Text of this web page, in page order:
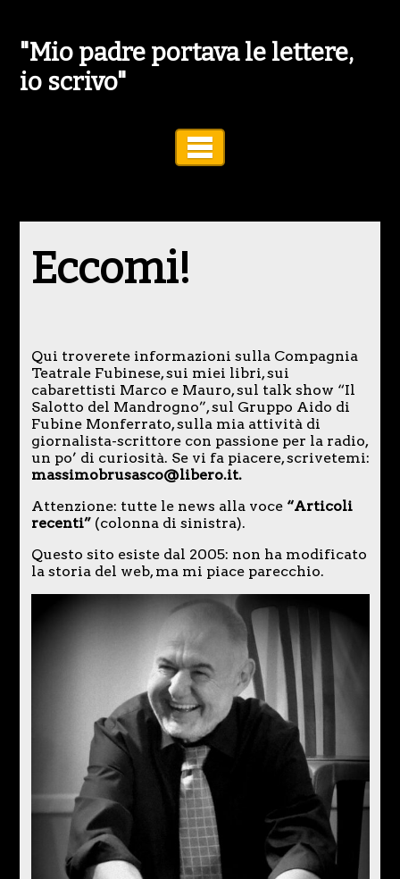
"Mio padre portava le lettere,
io scrivo"
Eccomi!
Qui troverete informazioni sulla Compagnia
Teatrale Fubinese, sui miei libri, sui
cabarettisti Marco e Mauro, sul talk show “Il
Salotto del Mandrogno”, sul Gruppo Aido di
Fubine Monferrato, sulla mia attività di
giornalista-scrittore con passione per la radio,
un po’ di curiosità. Se vi fa piacere, scrivetemi:
massimobrusasco@libero.it.
Attenzione: tutte le news alla voce “Articoli
recenti”(colonna di sinistra).
Questo sito esiste dal 2005: non ha modificato
la storia del web, ma mi piace parecchio.